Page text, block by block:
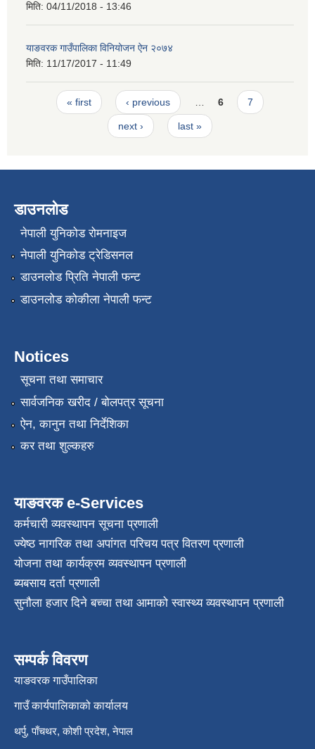
मिति: 04/11/2018 - 13:46
याङवरक गाउँपालिका विनियोजन ऐन २०७४
मिति: 11/17/2017 - 11:49
Pages
« first ‹ previous 6 7
next › last »
डाउनलोड
नेपाली युनिकोड रोमनाइज
नेपाली युनिकोड ट्रेडिसनल
डाउनलोड प्रिति नेपाली फन्ट
डाउनलोड कोकीला नेपाली फन्ट
Notices
सूचना तथा समाचार
सार्वजनिक खरीद / बोलपत्र सूचना
ऐन, कानुन तथा निर्देशिका
कर तथा शुल्कहरु
याङवरक e-Services
कर्मचारी व्यवस्थापन सूचना प्रणाली
ज्येष्ठ नागरिक तथा अपांगत परिचय पत्र वितरण प्रणाली
योजना तथा कार्यक्रम व्यवस्थापन प्रणाली
ब्यबसाय दर्ता प्रणाली
सुनौला हजार दिने बच्चा तथा आमाको स्वास्थ्य व्यवस्थापन प्रणाली
सम्पर्क विवरण
याङवरक गाउँपालिका
गाउँ कार्यपालिकाको कार्यालय
थर्पु, पाँचथर, कोशी प्रदेश, नेपाल